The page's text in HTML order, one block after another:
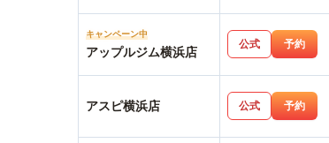
キャンペーン中
アップルジム横浜店
公式 予約
アスピ横浜店 公式 予約